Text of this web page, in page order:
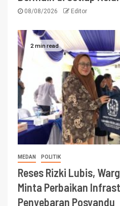
08/08/2026 Editor
2 min read
MEDAN POLITIK
Reses Rizki Lubis,
Minta Perbaikan
Penyebaran Posyandu